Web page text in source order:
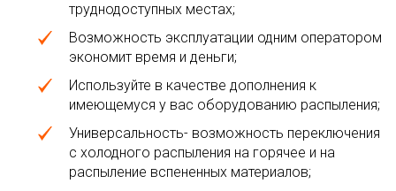
труднодоступных местах;
Возможность эксплуатации одним оператором
экономит время и деньги;
Используйте в качестве дополнения к
имеющемуся у вас оборудованию распыления;
Универсальность- возможность переключения
с холодного распыления на горячее и на
распыление вспененных материалов;